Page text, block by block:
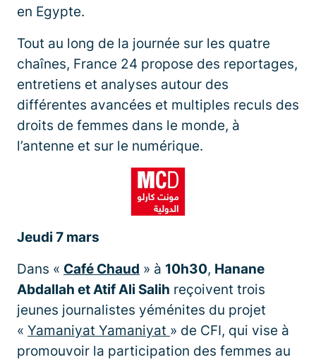
en Egypte.
Tout au long de la journée sur les quatre
chaînes, France 24 propose des reportages,
entretiens et analyses autour des
différentes avancées et multiples reculs des
droits de femmes dans le monde, à
l’antenne et sur le numérique.
Jeudi 7 mars
Dans « Café Chaud » à 10h30, Hanane
Abdallah et Atif Ali Salih reçoivent trois
jeunes journalistes yéménites du projet
« Yamaniyat Yamaniyat » de CFI, qui vise à
promouvoir la participation des femmes au